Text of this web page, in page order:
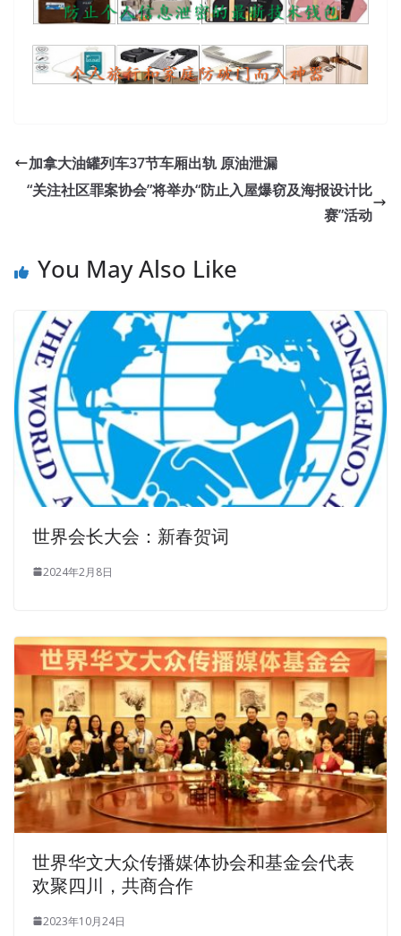
加拿大油罐列车37节车厢出轨 原油泄漏
“关注社区罪案协会”将举办“防止入屋爆窃及海报设计比
赛”活动
You May Also Like
世界会长大会：新春贺词
2024年2月8日
世界华文大众传播媒体协会和基金会代表
欢聚四川，共商合作
2023年10月24日